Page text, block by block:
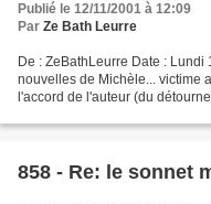
Publié le 12/11/2001 à 12:09
Par Ze Bath Leurre
De : ZeBathLeurre Date :
nouvelles de Michèle... victime
l'accord de l'auteur (du
858 - Re: le sonnet